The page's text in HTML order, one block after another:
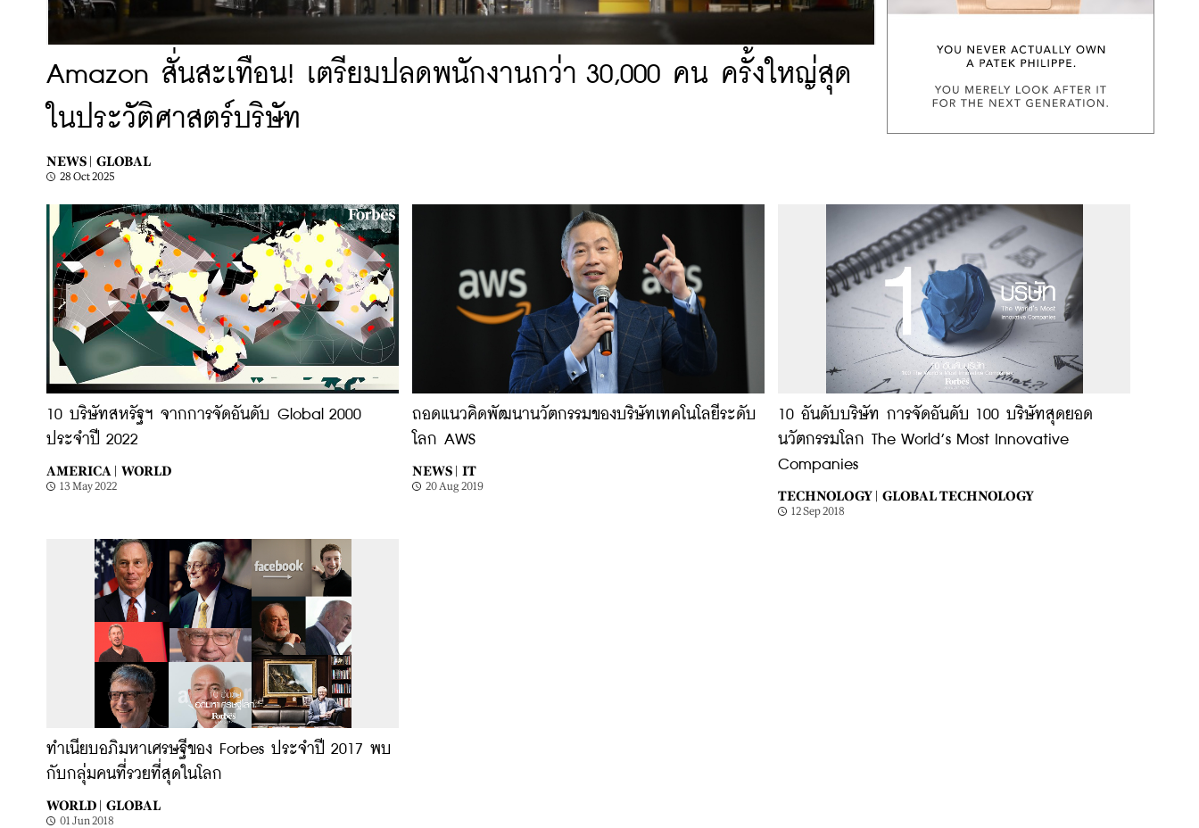
Amazon สั่นสะเทือน! เตรียมปลดพนักงานกว่า 30,000 คน ครั้งใหญ่สุด
ในประวัติศาสตร์บริษัท
NEWS | GLOBAL
28 Oct 2025
10 บริษัทสหรัฐฯ จากการจัดอันดับ Global 2000
ประจำปี 2022
AMERICA | WORLD
13 May 2022
ถอดแนวคิดพัฒนานวัตกรรมของบริษัทเทคโนโลยีระดับ
โลก AWS
NEWS | IT
20 Aug 2019
10 อันดับบริษัท การจัดอันดับ 100 บริษัทสุดยอด
นวัตกรรมโลก The World’s Most Innovative
Companies
TECHNOLOGY | GLOBAL TECHNOLOGY
12 Sep 2018
ทำเนียบอภิมหาเศรษฐีของ Forbes ประจำปี 2017 พบ
กับกลุ่มคนที่รวยที่สุดในโลก
WORLD | GLOBAL
01 Jun 2018